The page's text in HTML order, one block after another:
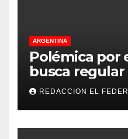
ARGENTINA
Polémica por
busca regular
refugios de
denuncian
controles
REDACCION EL